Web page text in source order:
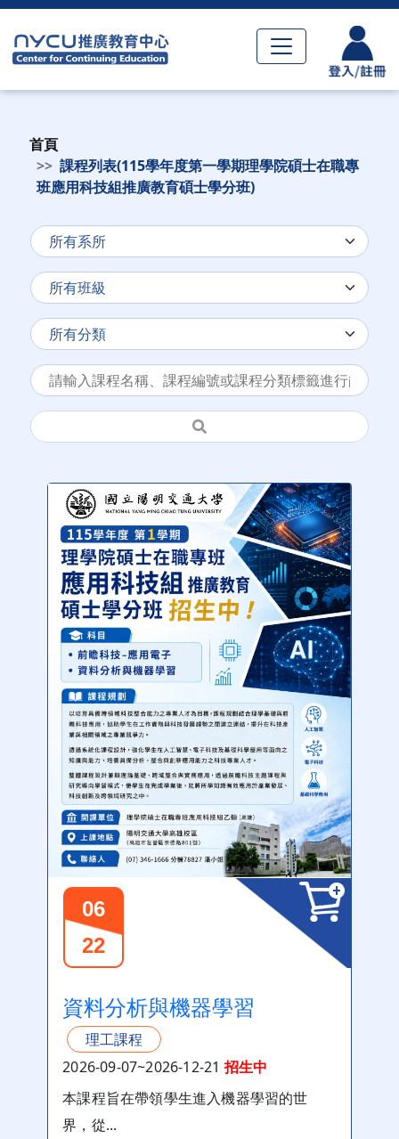
首頁
課程列表(115學年度第一學期理學院碩士在職專
班應用科技組推廣教育碩士學分班)
06
22
資料分析與機器學習
理工課程
2026-09-07~2026-12-21 招生中
本課程旨在帶領學生進入機器學習的世
界，從...